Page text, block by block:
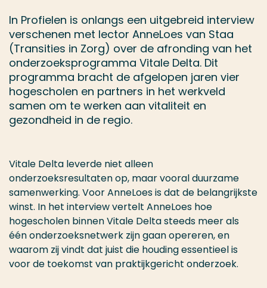
In Profielen is onlangs een uitgebreid interview
verschenen met lector AnneLoes van Staa
(Transities in Zorg) over de afronding van het
onderzoeksprogramma Vitale Delta. Dit
programma bracht de afgelopen jaren vier
hogescholen en partners in het werkveld
samen om te werken aan vitaliteit en
gezondheid in de regio.
Vitale Delta leverde niet alleen
onderzoeksresultaten op, maar vooral duurzame
samenwerking. Voor AnneLoes is dat de belangrijkste
winst. In het interview vertelt AnneLoes hoe
hogescholen binnen Vitale Delta steeds meer als
één onderzoeksnetwerk zijn gaan opereren, en
waarom zij vindt dat juist die houding essentieel is
voor de toekomst van praktijkgericht onderzoek.